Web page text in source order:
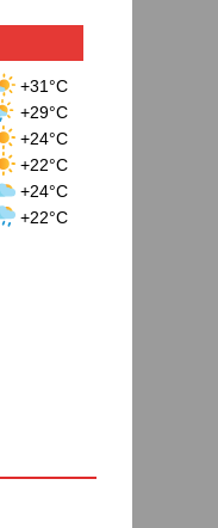
+31°C
+29°C
+24°C
+22°C
+24°C
+22°C